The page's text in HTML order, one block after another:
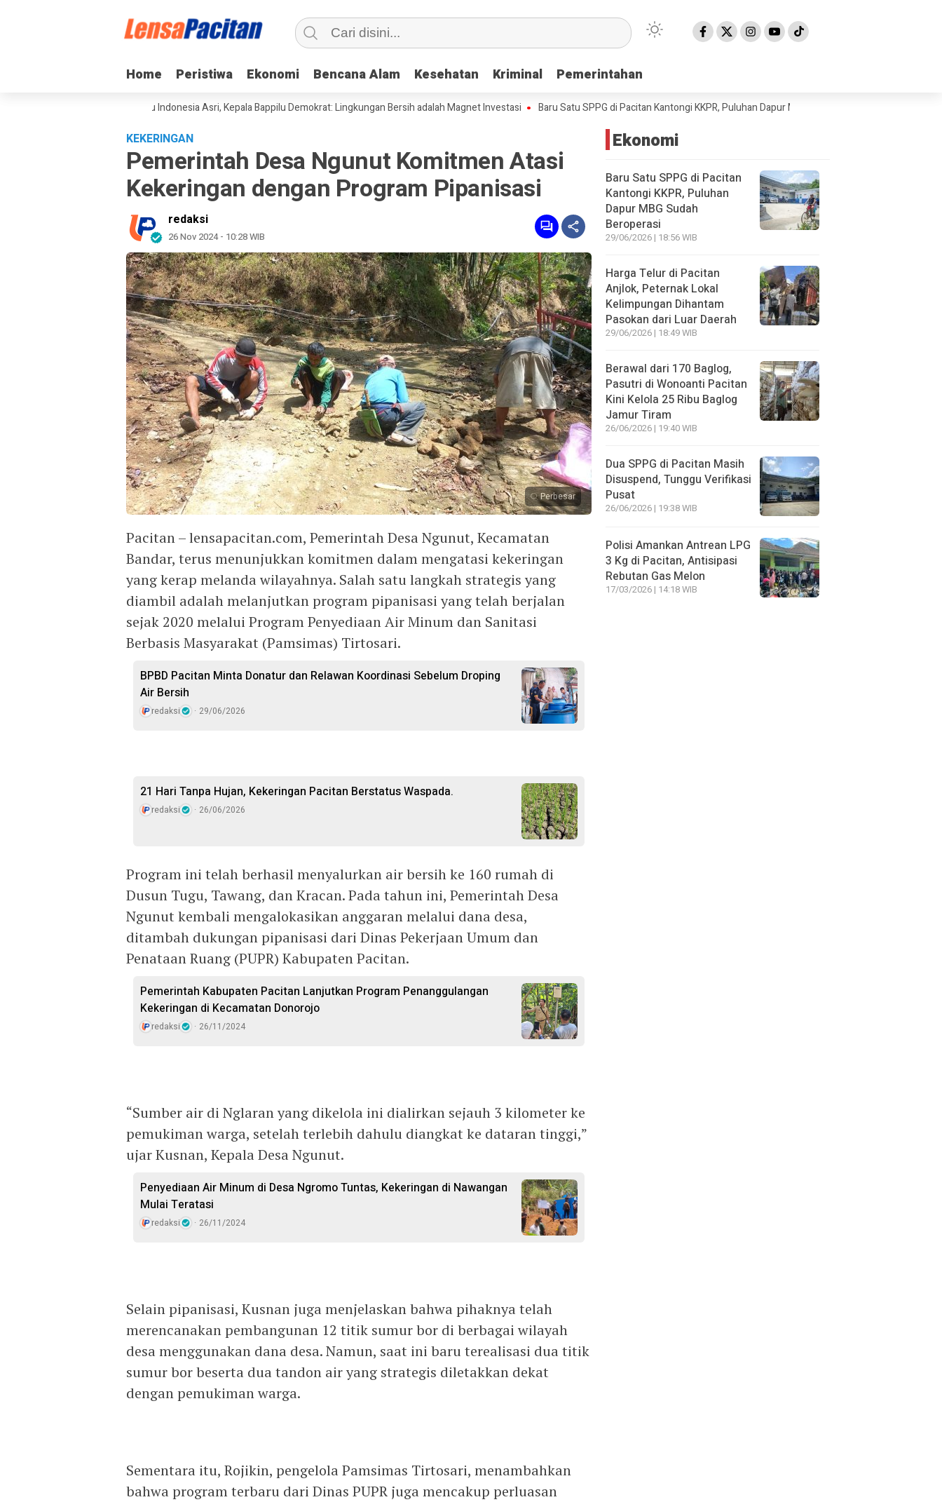
Home Peristiwa Ekonomi Bencana Alam Kesehatan Kriminal Pemerintahan
Home Peristiwa Ekonomi Bencana Alam Kesehatan Kriminal Pemerintahan
Gerakan Langit Biru Indonesia Asri, Kepala Bappilu Demokrat: Lingkungan Bersih adalah Magnet Investasi Baru Satu SPPG di Pacitan Kantongi KKPR, Puluhan Dapur MBG Sudah Beroperasi
KEKERINGAN
Pemerintah Desa Ngunut Komitmen Atasi
Kekeringan dengan Program Pipanisasi
redaksi
26 Nov 2024 - 10:28 WIB
Perbesar
Pacitan – lensapacitan.com, Pemerintah Desa Ngunut, Kecamatan
Bandar, terus menunjukkan komitmen dalam mengatasi kekeringan
yang kerap melanda wilayahnya. Salah satu langkah strategis yang
diambil adalah melanjutkan program pipanisasi yang telah berjalan
sejak 2020 melalui Program Penyediaan Air Minum dan Sanitasi
Berbasis Masyarakat (Pamsimas) Tirtosari.
BPBD Pacitan Minta Donatur dan Relawan Koordinasi Sebelum Droping
Air Bersih
redaksi 29/06/2026
21 Hari Tanpa Hujan, Kekeringan Pacitan Berstatus Waspada.
redaksi 26/06/2026
Program ini telah berhasil menyalurkan air bersih ke 160 rumah di
Dusun Tugu, Tawang, dan Kracan. Pada tahun ini, Pemerintah Desa
Ngunut kembali mengalokasikan anggaran melalui dana desa,
ditambah dukungan pipanisasi dari Dinas Pekerjaan Umum dan
Penataan Ruang (PUPR) Kabupaten Pacitan.
Pemerintah Kabupaten Pacitan Lanjutkan Program Penanggulangan
Kekeringan di Kecamatan Donorojo
redaksi 26/11/2024
“Sumber air di Nglaran yang dikelola ini dialirkan sejauh 3 kilometer ke
pemukiman warga, setelah terlebih dahulu diangkat ke dataran tinggi,”
ujar Kusnan, Kepala Desa Ngunut.
Penyediaan Air Minum di Desa Ngromo Tuntas, Kekeringan di Nawangan
Mulai Teratasi
redaksi 26/11/2024
Selain pipanisasi, Kusnan juga menjelaskan bahwa pihaknya telah
merencanakan pembangunan 12 titik sumur bor di berbagai wilayah
desa menggunakan dana desa. Namun, saat ini baru terealisasi dua titik
sumur bor beserta dua tandon air yang strategis diletakkan dekat
dengan pemukiman warga.
Sementara itu, Rojikin, pengelola Pamsimas Tirtosari, menambahkan
bahwa program terbaru dari Dinas PUPR juga mencakup perluasan
Ekonomi
Baru Satu SPPG di Pacitan
Kantongi KKPR, Puluhan
Dapur MBG Sudah
Beroperasi
29/06/2026 | 18:56 WIB
Harga Telur di Pacitan
Anjlok, Peternak Lokal
Kelimpungan Dihantam
Pasokan dari Luar Daerah
29/06/2026 | 18:49 WIB
Berawal dari 170 Baglog,
Pasutri di Wonoanti Pacitan
Kini Kelola 25 Ribu Baglog
Jamur Tiram
26/06/2026 | 19:40 WIB
Dua SPPG di Pacitan Masih
Disuspend, Tunggu Verifikasi
Pusat
26/06/2026 | 19:38 WIB
Polisi Amankan Antrean LPG
3 Kg di Pacitan, Antisipasi
Rebutan Gas Melon
17/03/2026 | 14:18 WIB